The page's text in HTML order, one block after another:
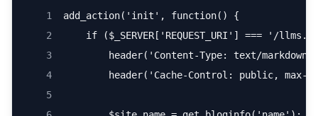
1
add_action('init', function() {
2
if ($_SERVER['REQUEST_URI'] === '/
3
header('Content-Type: text/markdown;
4
header('Cache-Control: public, max-
5